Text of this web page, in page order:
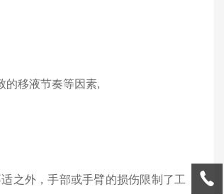
的移液节奏等因素,
之外，手部或手臂的损伤限制了工